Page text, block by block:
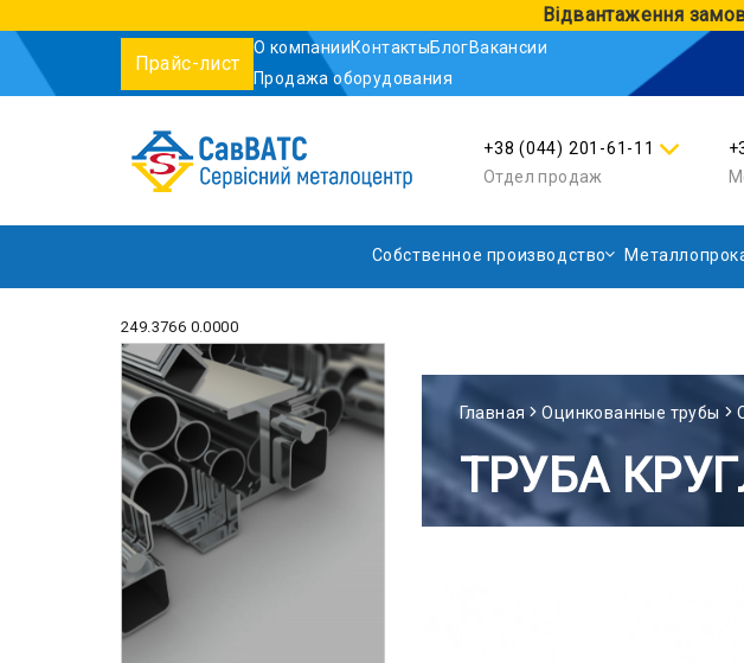
Відвантаження
Прайс-лист
О компанииКонтактыБлогВакансии
Продажа оборудования
+38 (044) 201-61-11
Отдел продаж
Собственное производство
249.3766 0.0000
Главная Оцинкованные трубы
ТРУБА